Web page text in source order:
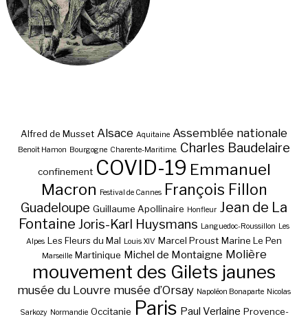
Alfred de Musset Alsace Aquitaine Assemblée nationale
Benoît Hamon Bourgogne Charente-Maritime. Charles Baudelaire
confinement COVID-19 Emmanuel
Macron
Festival de Cannes François Fillon
Guadeloupe Guillaume Apollinaire Honfleur Jean de La
Fontaine Joris-Karl Huysmans Languedoc-Roussillon Les
Alpes Les Fleurs du Mal Louis XIV Marcel Proust Marine Le Pen
Marseille Martinique Michel de Montaigne Molière
mouvement des Gilets jaunes
musée du Louvre musée d’Orsay Napoléon Bonaparte Nicolas
Sarkozy Normandie Occitanie Paris Paul Verlaine Provence-